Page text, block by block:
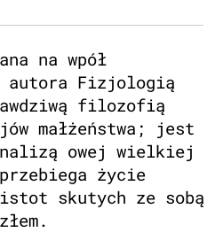
na wpół
autora Fizjologią
filozofią
małżeństwa; jest
owej wielkiej
życie
istot skutych ze sobą